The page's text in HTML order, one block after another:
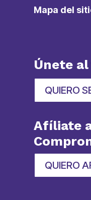
Mapa del
Únete
QUIERO
Afíliate
QUIERO